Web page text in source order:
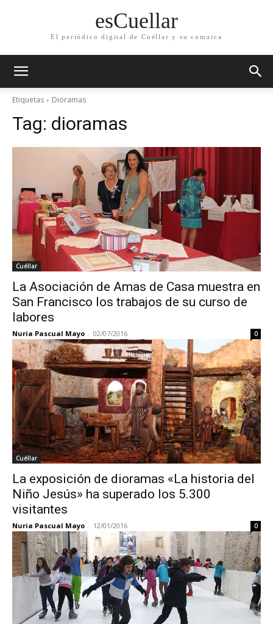
esCuellar
El periódico digital de Cuéllar y su comarca
Etiquetas Dioramas
Tag: dioramas
Cuéllar
La Asociación de Amas de Casa muestra en
San Francisco los trabajos de su curso de
labores
Nuria Pascual Mayo - 02/07/2016 0
Cuéllar
La exposición de dioramas «La historia del
Niño Jesús» ha superado los 5.300
visitantes
Nuria Pascual Mayo - 12/01/2016 0